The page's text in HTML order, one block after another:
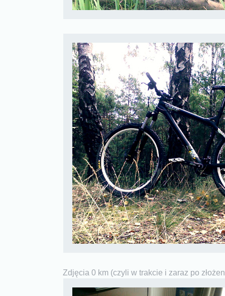
Zdjęcia 0 km (czyli w trakcie i zaraz po